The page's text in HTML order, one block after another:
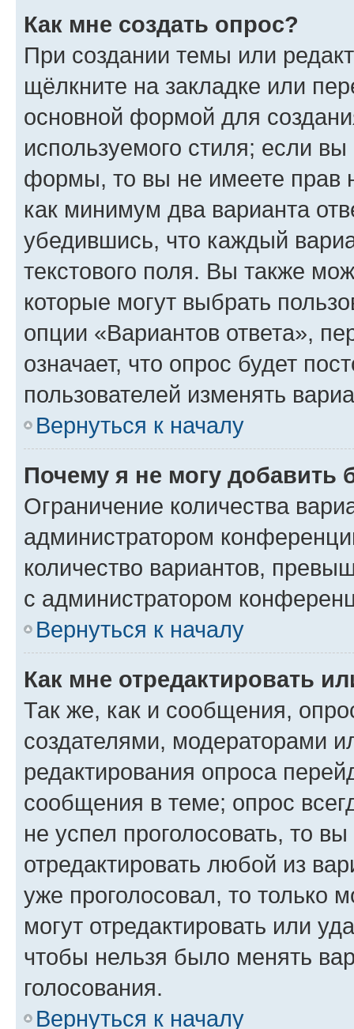
Как мне создать опрос?
При создании темы или
щёлкните на закладке или
основной формой для
используемого стиля; если
формы, то вы не имеете прав
как минимум два варианта
убедившись, что каждый
текстового поля. Вы также
которые могут выбрать
опции «Вариантов ответа»,
означает, что опрос будет
пользователей изменять
Вернуться к началу
Почему я не могу добавить
Ограничение количества
администратором
количество вариантов,
с администратором
Вернуться к началу
Как мне отредактировать
Так же, как и сообщения,
создателями, модераторами
редактирования опроса
сообщения в теме; опрос
не успел проголосовать, то
отредактировать любой из
уже проголосовал, то только
могут отредактировать или
чтобы нельзя было менять
голосования.
Вернуться к началу